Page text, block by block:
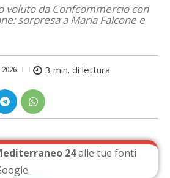
voluto da Confcommercio con
sorpresa a Maria Falcone e
3 min. di lettura
24alle tue fonti